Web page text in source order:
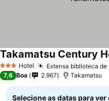
3 EstrelasHotel Extensa biblioteca de
Takamatsu Century
7,6 Boa 2.967 Takamatsu
Selecione as datas para